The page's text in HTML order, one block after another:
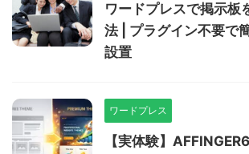
ワードプレスで掲示板
法 | プラグイン不要で
設置
ワードプレス
【実体験】